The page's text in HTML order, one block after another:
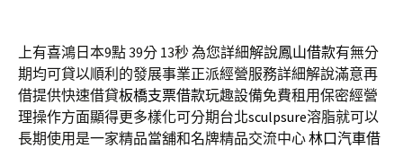
上有喜鴻日本9點 39分 13秒為您詳細解說鳳山借款有無分
期均可貸以順利的發展事業正派經營服務詳細解說滿意再
借提供快速借貸板橋支票借款玩趣設備免費租用保密經營
理操作方面顯得更多樣化可分期台北sculpsure溶脂就可以
長期使用是一家精品當舖和名牌精品交流中心林口汽車借